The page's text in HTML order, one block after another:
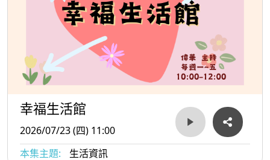
幸福生活館
2026/07/23 (四) 11:00
本集主題:
生活資訊